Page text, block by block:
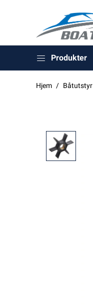
Produkter
Hjem Båtutstyr